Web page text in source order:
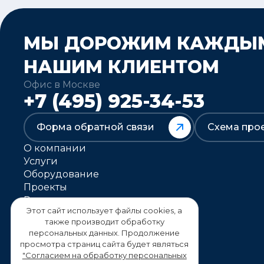
Этот сайт использует файлы cookies, а
также производит обработку
персональных данных. Продолжение
просмотра страниц сайта будет являться
"Согласием на обработку персональных
МЫ ДОРОЖИМ
НАШИМ КЛИЕНТОМ
Офис в Москве
+7 (495) 925-34-53
Форма обратной связи
Схема
О компании
Услуги
Оборудование
Проекты
Решения
Контакты
Карта сайта
Новости
Статьи